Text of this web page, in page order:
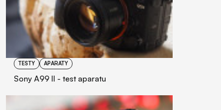
TESTY APARATY
Sony A99 II - test aparatu